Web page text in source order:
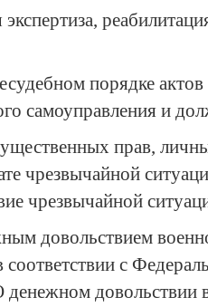
порядке
самоуправления и
прав,
чрезвычайной
чрезвычайной
довольствием
соответствии с
довольствии